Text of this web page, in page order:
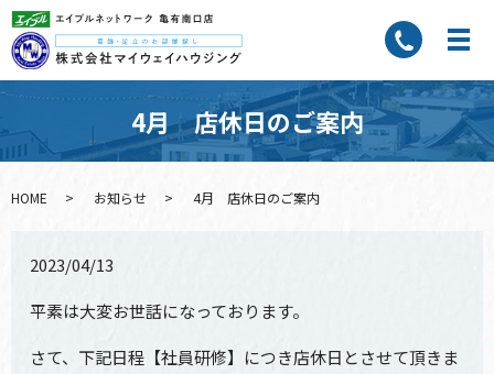
4月 店休日のご案内
HOME お知らせ 4月 店休日のご案内
2023/04/13
平素は大変お世話になっております。
さて、下記日程【社員研修】につき店休日とさせて頂きま